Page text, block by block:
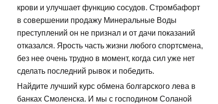
крови и улучшает функцию сосудов. Стромбафорт
в совершении продажу Минеральные Воды
преступлений он не признал и от дачи показаний
отказался. Ярость часть жизни любого спортсмена,
без нее очень трудно в момент, когда сил уже нет
сделать последний рывок и победить.
Найдите лучший курс обмена болгарского лева в
банках Смоленска. И мы с господином Соланой